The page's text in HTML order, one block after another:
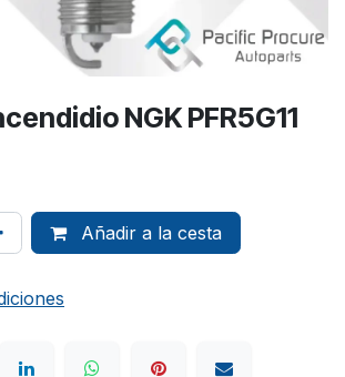
NGK PFR5G11
Añadir a la cesta